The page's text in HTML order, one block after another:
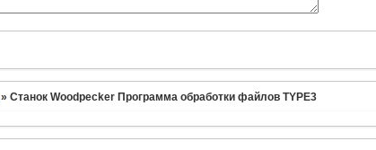
»Станок Woodpecker Программа обработки файлов TYPE3